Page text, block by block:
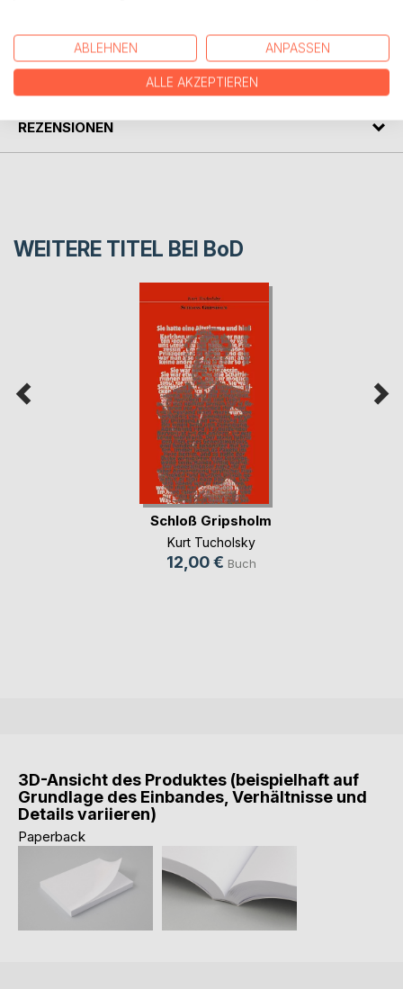
AUTOR/IN
REZENSIONEN
WEITERE TITEL BEI BoD
Schloß Gripsholm
Kurt Tucholsky
12,00 € Buch
3D-Ansicht des Produktes (beispielhaft auf
Grundlage des Einbandes, Verhältnisse und
Details variieren)
Paperback
ABLEHNEN ANPASSEN
ALLE AKZEPTIEREN